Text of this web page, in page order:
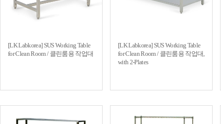
[LK Labkorea] SUS Working Table
for Clean Room / 클린룸용 작업대
[LK Labkorea] SUS Working Table
for Clean Room / 클린룸용 작업대,
with 2-Plates